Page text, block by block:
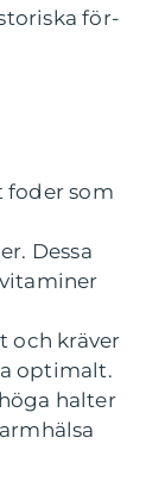
för-
foder som
Dessa
och kräver
optimalt.
halter